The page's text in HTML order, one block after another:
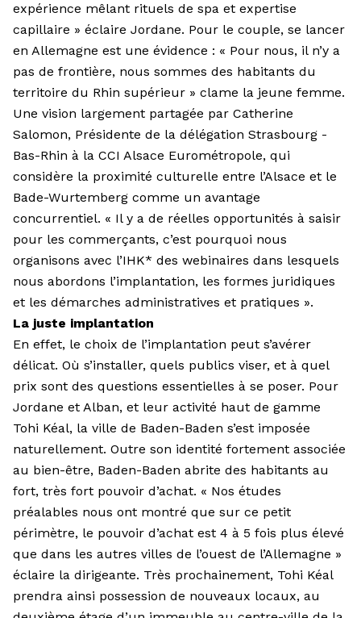
expérience mêlant rituels de spa et expertise
capillaire » éclaire Jordane. Pour le couple, se lancer
en Allemagne est une évidence : « Pour nous, il n’y a
pas de frontière, nous sommes des habitants du
territoire du Rhin supérieur » clame la jeune femme.
Une vision largement partagée par Catherine
Salomon, Présidente de la délégation Strasbourg -
Bas-Rhin à la CCI Alsace Eurométropole, qui
considère la proximité culturelle entre l’Alsace et le
Bade-Wurtemberg comme un avantage
concurrentiel. « Il y a de réelles opportunités à saisir
pour les commerçants, c’est pourquoi nous
organisons avec l’IHK* des webinaires dans lesquels
nous abordons l’implantation, les formes juridiques
et les démarches administratives et pratiques ».
La juste implantation
En effet, le choix de l’implantation peut s’avérer
délicat. Où s’installer, quels publics viser, et à quel
prix sont des questions essentielles à se poser. Pour
Jordane et Alban, et leur activité haut de gamme
Tohi Kéal, la ville de Baden-Baden s’est imposée
naturellement. Outre son identité fortement associée
au bien-être, Baden-Baden abrite des habitants au
fort, très fort pouvoir d’achat. « Nos études
préalables nous ont montré que sur ce petit
périmètre, le pouvoir d’achat est 4 à 5 fois plus élevé
que dans les autres villes de l’ouest de l’Allemagne »
éclaire la dirigeante. Très prochainement, Tohi Kéal
prendra ainsi possession de nouveaux locaux, au